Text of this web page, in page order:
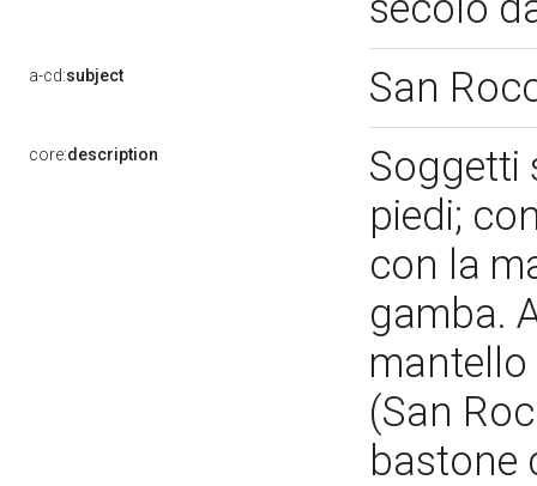
a-cd:subject San
core:description
Soggetti
piedi;
con la
gamba.
mantello
(San
bastone